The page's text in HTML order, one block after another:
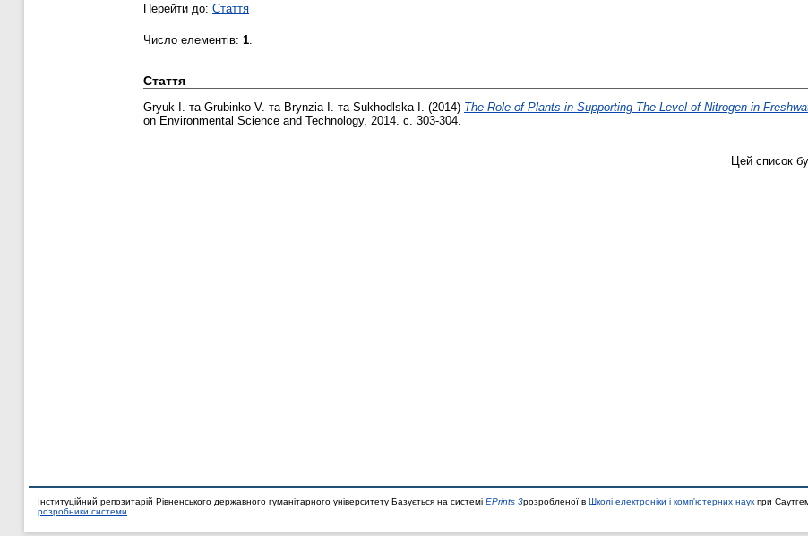
Перейти до: Стаття
Число елементів: 1.
Стаття
Gryuk I. та Grubinko V. та Brynzia I. та Sukhodlska I. (2014) The Role of Plants in Supporting The Level of Nitrogen in
on Environmental Science and Technology, 2014. с. 303-304.
Цей список
Інституційний репозитарій Рівненського державного гуманітарного університету Базується на системі EPrints 3розробленої в Школі електроніки і комп'ютерних наук при
розробники системи